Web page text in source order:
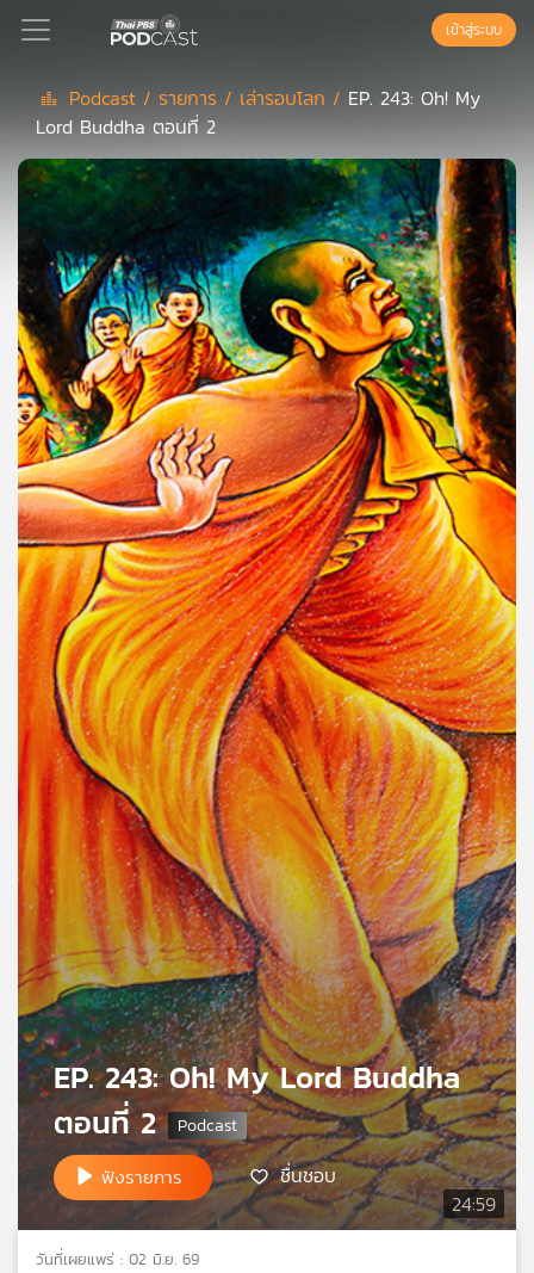
Podcast
ย์
ลิ
สต์
แนะนำ
เพล
ย์
ลิ
สต์
ของ
คุณ
เพลง
บทความ
ข่าว
และ
กิจกรรม
เกี่ยว
กับ
เรา
เครือ
ข่าย
วิทยุ
ไทย
บี
เอส
เข้าสู่ระบบ
Podcast / รายการ / เล่ารอบโลก / EP. 243: Oh! My
Lord Buddha ตอนที่ 2
24:59
EP. 243: Oh! My Lord Buddha
ตอนที่ 2
ฟังรายการ ชื่นชอบ
วันที่เผยแพร่ : 02 มิ.ย. 69